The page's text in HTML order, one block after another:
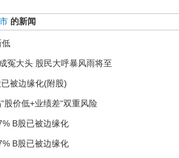
的新闻
低
冤大头 股民大呼暴风雨将至
被边缘化(附股)
股价低+业绩差“双重风险
B股已被边缘化
B股已被边缘化